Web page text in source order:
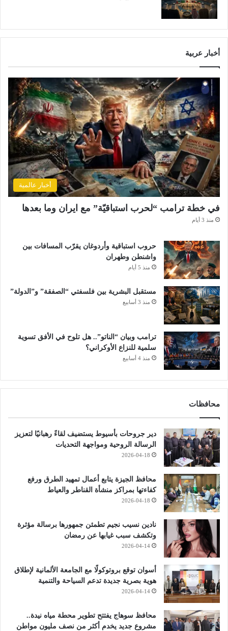
أخبار عربية
أخبار عالمية
في خطة ترامب “لحرب استباقيّة” مع ايران وما بعدها
منذ 3 أيام
حروب استباقية وأردوغان يقرّب المسافات بين
واشنطن وطهران
منذ 5 أيام
مستقبل البشرية بين فلسفتي “الصفقة” و”الدولة”
منذ 3 أسابيع
ترامب وبيان “الناتو”.. هل تلوح في الأفق تسوية
سلمية للنزاع الأوكراني؟
منذ 4 أسابيع
محافظات
دير جروحات بأسيوط يستضيف لقاءً رهبانيًا لتعزيز
الرسالة الروحية ومواجهة التحديات
2026-04-18
محافظ الجيزة يتابع أعمال تمهيد الطرق ورفع
كفاءتها بمراكز منشأة القناطر والعياط
2026-04-18
نادين نسيب نجيم تطمئن جمهورها برسالة مؤثرة
وتكشف سبب غيابها عن رمضان
2026-04-14
أسوان توقع بروتوكولًا مع الجامعة الألمانية لإطلاق
هوية بصرية جديدة تدعم السياحة والتنمية
2026-04-14
محافظ سوهاج يفتتح تطوير محطة مياه نيدة..
مشروع جديد يخدم أكثر من نصف مليون مواطن